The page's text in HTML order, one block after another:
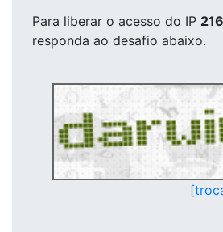
Para liberar o acesso do IP
responda ao desafio abaixo.